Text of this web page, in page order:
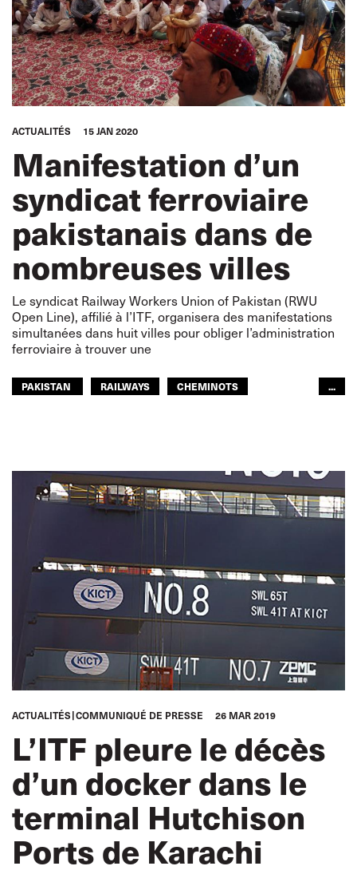
ACTUALITÉS 15 JAN 2020
Manifestation d’un
syndicat ferroviaire
pakistanais dans de
nombreuses villes
Le syndicat Railway Workers Union of Pakistan (RWU
Open Line), affilié à l’ITF, organisera des manifestations
simultanées dans huit villes pour obliger l’administration
ferroviaire à trouver une
PAKISTAN RAILWAYS
CHEMINOTS
...
ACTUALITÉS COMMUNIQUÉ DE PRESSE 26 MAR 2019
L’ITF pleure le décès
d’un docker dans le
terminal Hutchison
Ports de Karachi